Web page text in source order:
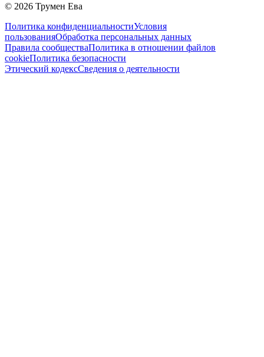
© 2026 Трумен Ева
Политика конфиденциальностиУсловия
пользованияОбработка персональных данных
Правила сообществаПолитика в отношении файлов
cookieПолитика безопасности
Этический кодексСведения о деятельности